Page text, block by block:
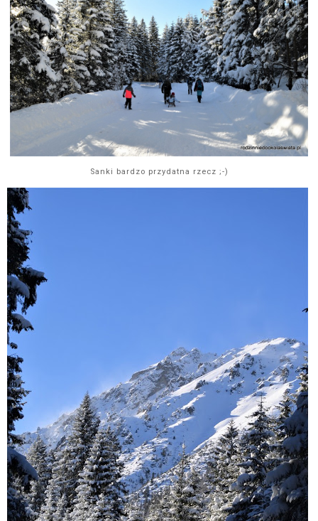
Sanki bardzo przydatna rzecz ;-)